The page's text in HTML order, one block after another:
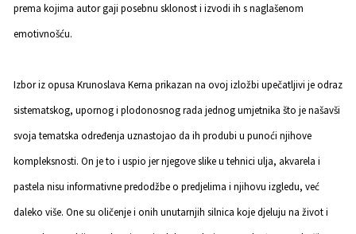
prema kojima autor gaji posebnu sklonost i izvodi ih s naglašenom
emotivnošću.
Izbor iz opusa Krunoslava Kerna prikazan na ovoj izložbi upečatljivi je odraz
sistematskog, upornog i plodonosnog rada jednog umjetnika što je našavši
svoja tematska određenja uznastojao da ih produbi u punoći njihove
kompleksnosti. On je to i uspio jer njegove slike u tehnici ulja, akvarela i
pastela nisu informativne predodžbe o predjelima i njihovu izgledu, već
daleko više. One su oličenje i onih unutarnjih silnica koje djeluju na život i